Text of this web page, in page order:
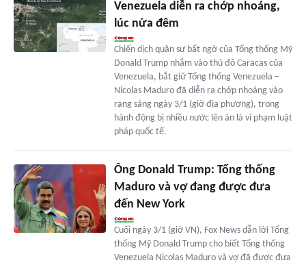
Venezuela diễn ra chớp nhoáng,
lúc nửa đêm
Chiến dịch quân sự bất ngờ của Tổng thống Mỹ
Donald Trump nhắm vào thủ đô Caracas của
Venezuela, bắt giữ Tổng thống Venezuela –
Nicolas Maduro đã diễn ra chớp nhoáng vào
rạng sáng ngày 3/1 (giờ địa phương), trong
hành động bị nhiều nước lên án là vi phạm luật
pháp quốc tế.
Ông Donald Trump: Tổng thống
Maduro và vợ đang được đưa
đến New York
Cuối ngày 3/1 (giờ VN), Fox News dẫn lời Tổng
thống Mỹ Donald Trump cho biết Tổng thống
Venezuela Nicolas Maduro và vợ đã được đưa